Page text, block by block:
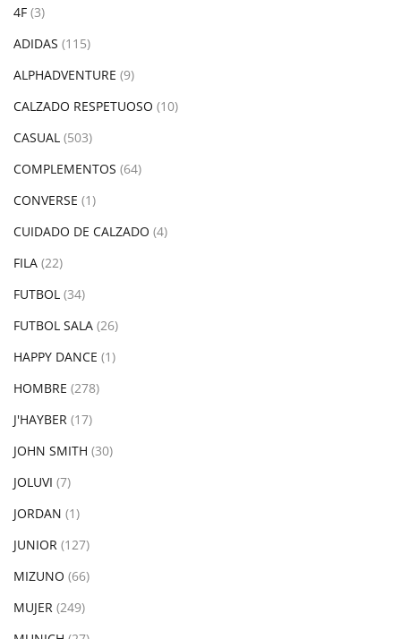
4F (3)
ADIDAS (115)
ALPHADVENTURE (9)
CALZADO RESPETUOSO (10)
CASUAL (503)
COMPLEMENTOS (64)
CONVERSE (1)
CUIDADO DE CALZADO (4)
FILA (22)
FUTBOL (34)
FUTBOL SALA (26)
HAPPY DANCE (1)
HOMBRE (278)
J'HAYBER (17)
JOHN SMITH (30)
JOLUVI (7)
JORDAN (1)
JUNIOR (127)
MIZUNO (66)
MUJER (249)